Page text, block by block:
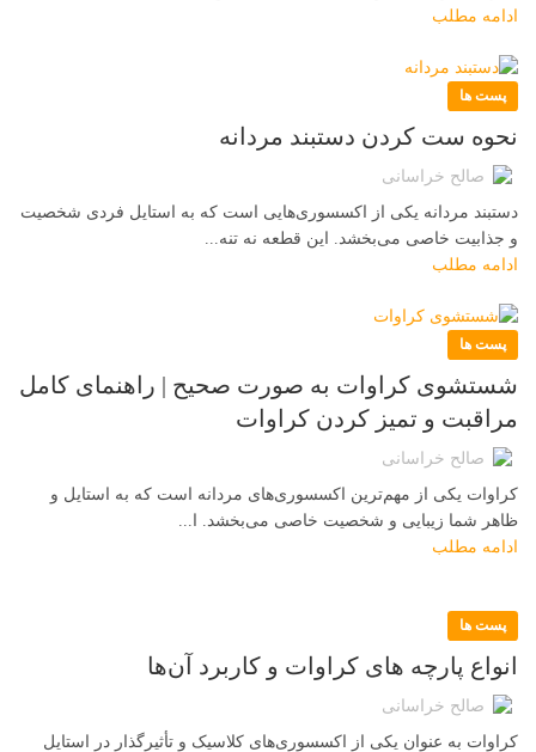
ادامه مطلب
پست ها
نحوه ست کردن دستبند مردانه
صالح خراسانی
دستبند مردانه یکی از اکسسوری‌هایی است که به استایل فردی شخصیت
و جذابیت خاصی می‌بخشد. این قطعه نه تنه...
ادامه مطلب
پست ها
شستشوی کراوات به صورت صحیح | راهنمای کامل
مراقبت و تمیز کردن کراوات
صالح خراسانی
کراوات یکی از مهم‌ترین اکسسوری‌های مردانه است که به استایل و
ظاهر شما زیبایی و شخصیت خاصی می‌بخشد. ا...
ادامه مطلب
پست ها
انواع پارچه‌ های کراوات و کاربرد آن‌ها
صالح خراسانی
کراوات به عنوان یکی از اکسسوری‌های کلاسیک و تأثیرگذار در استایل